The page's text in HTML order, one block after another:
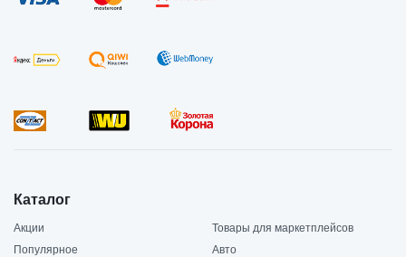
Каталог
Акции
Товары для маркетплейсов
Популярное
Авто